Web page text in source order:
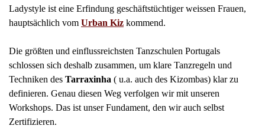
Ladystyle ist eine Erfindung geschäftstüchtiger weissen Frauen,
hauptsächlich vom Urban Kiz kommend.
Die größten und einflussreichsten Tanzschulen Portugals
schlossen sich deshalb zusammen, um klare Tanzregeln und
Techniken des Tarraxinha ( u.a. auch des Kizombas) klar zu
definieren. Genau diesen Weg verfolgen wir mit unseren
Workshops. Das ist unser Fundament, den wir auch selbst
Zertifizieren.